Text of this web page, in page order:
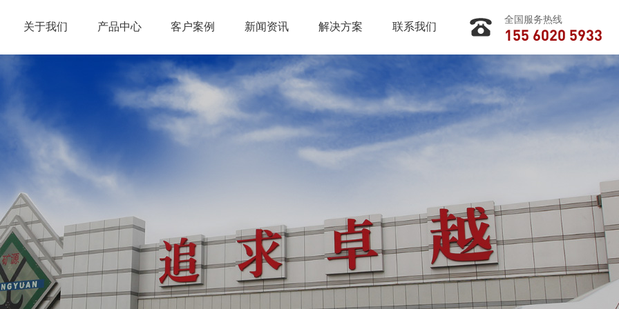
关于我们 产品中心 客户案例 新闻资讯 解决方案 联系我们
全国服务热线
155 6020 5933